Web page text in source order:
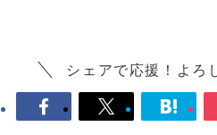
シェアで応援！よろ